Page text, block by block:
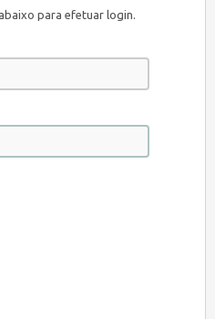
para efetuar login.